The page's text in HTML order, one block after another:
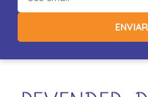
ENVIAR